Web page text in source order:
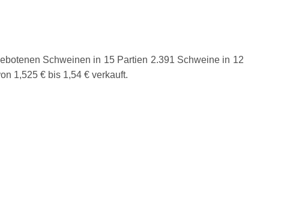
Schweinen in 15 Partien 2.391 Schweine in 12
1,525 € bis 1,54 € verkauft.